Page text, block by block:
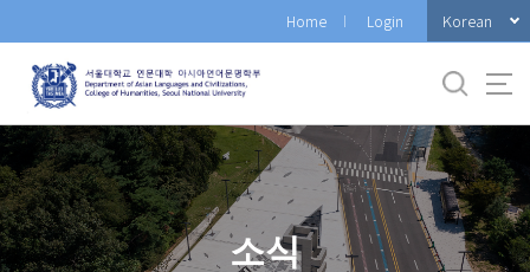
로
메
뉴
Home Login Korean
소식